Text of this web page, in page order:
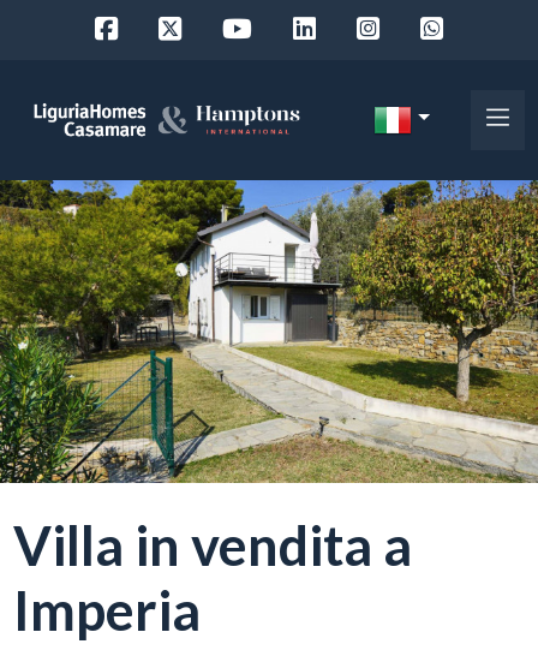
Villa in vendita a
Imperia
EN
FR
DE
RU
Chi
siamo
nostri
servizi
Scegli
dove
cercare
Provincia
Comune
Tipologia